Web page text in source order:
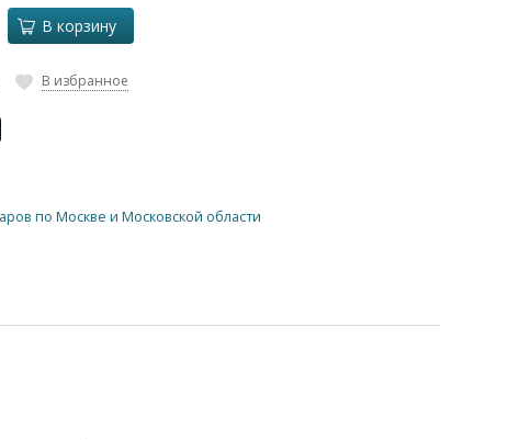
В корзину
В избранное
по Москве и Московской области